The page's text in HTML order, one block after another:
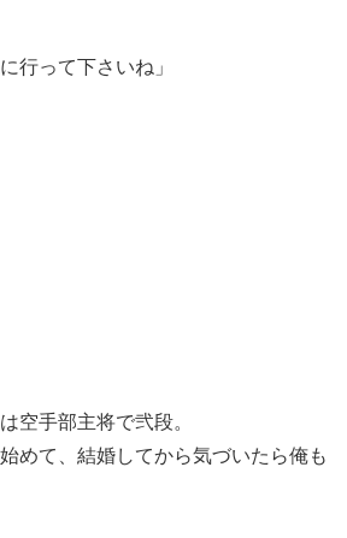
行って下さいね」
空手部主将で弐段。
めて、結婚してから気づいたら俺も